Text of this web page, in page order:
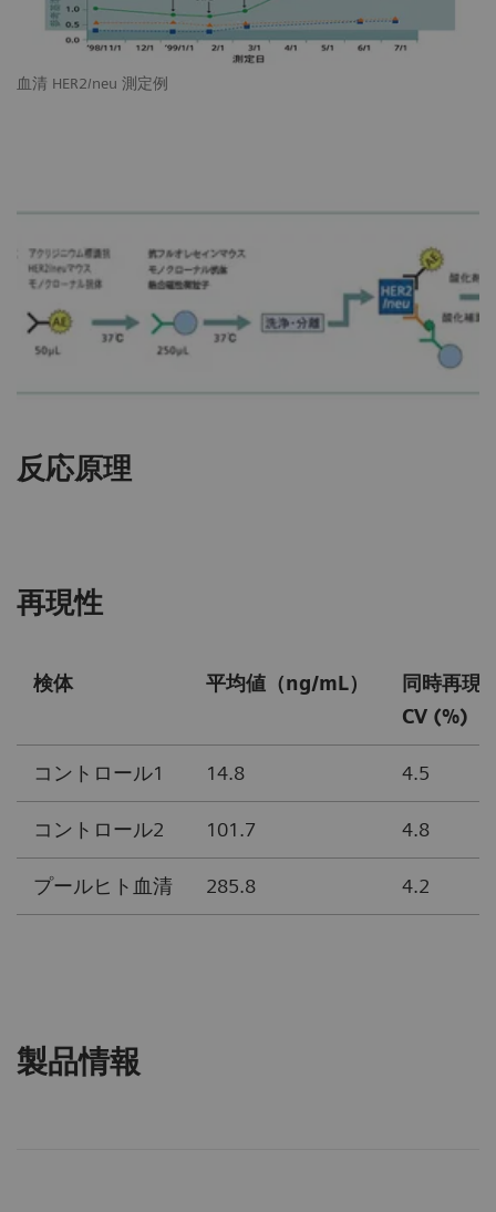
血清 HER2/neu 測定例
反応原理
再現性
検体 平均値（ng/mL）
同時再現
CV (%)
コントロール1 14.8 4.5
コントロール2 101.7 4.8
プールヒト血清 285.8 4.2
製品情報